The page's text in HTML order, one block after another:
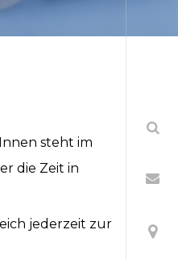
steht im
die Zeit in
jederzeit zur